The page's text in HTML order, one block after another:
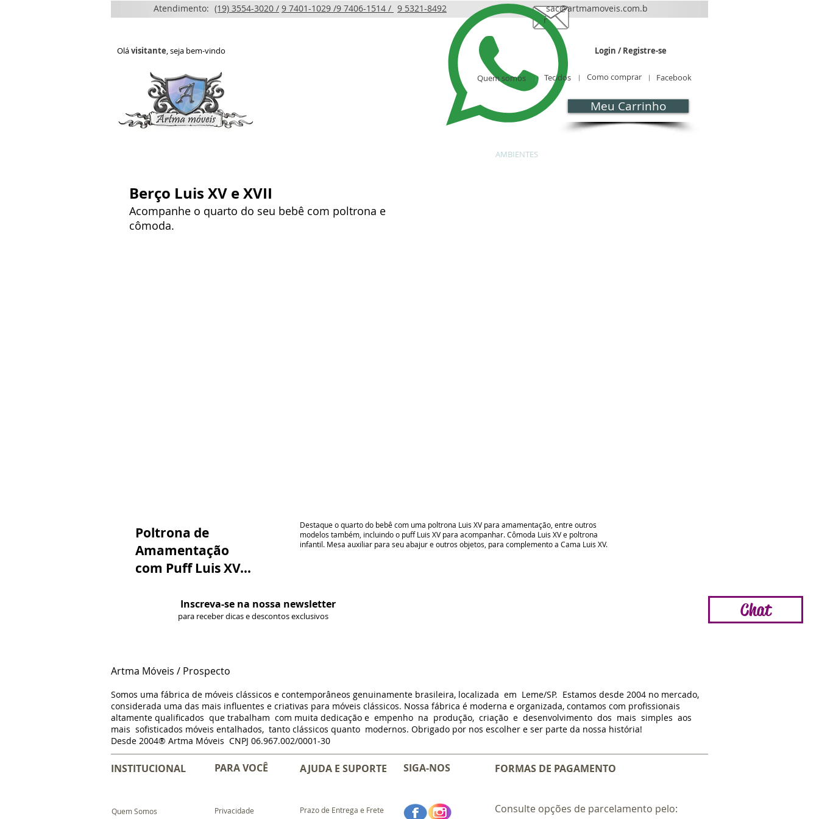
Atendimento:
sac@artmamoveis.com.b
r
(19) 3554-3020 / 9 7401-1029 / 9 5321-8492
9 7406-1514 /
Olávisitante, seja bem-vindo Login / Registre-se
Quem somos Tecidos Como comprar Facebook
Meu Carrinho
AMBIENTES
Berço Luis XV e XVII
Acompanhe o quarto do seu bebê com poltrona e
cômoda.
Poltrona de
Amamentação
com Puff Luis XV...
Destaque o quarto do bebê com uma poltrona Luis XV para amamentação, entre outros
modelos também, incluindo o puff Luis XV para acompanhar. Cômoda Luis XV e poltrona
infantil. Mesa auxiliar para seu abajur e outros objetos, para complemento a Cama Luis XV.
Chat
Inscreva-se na nossa newsletter
para receber dicas e descontos exclusivos
Artma Móveis / Prospecto
Somos uma fábrica de móveis clássicos e contemporâneos genuinamente brasileira, localizada em Leme/SP. Estamos desde 2004 no mercado,
considerada uma das mais influentes e criativas para móveis clássicos. Nossa fábrica é moderna e organizada, contamos com profissionais
altamente qualificados que trabalham com muita dedicação e empenho na produção, criação e desenvolvimento dos mais simples aos
mais sofisticados móveis entalhados, tanto clássicos quanto modernos. Obrigado por nos escolher e ser parte da nossa história!
Desde 2004® Artma Móveis CNPJ 06.967.002/0001-30
INSTITUCIONAL
Quem Somos
PARA VOCÊ
Privacidade
AJUDA E SUPORTE SIGA-NOS
Prazo de Entrega e Frete
FORMAS DE PAGAMENTO
Consulte opções de parcelamento pelo: